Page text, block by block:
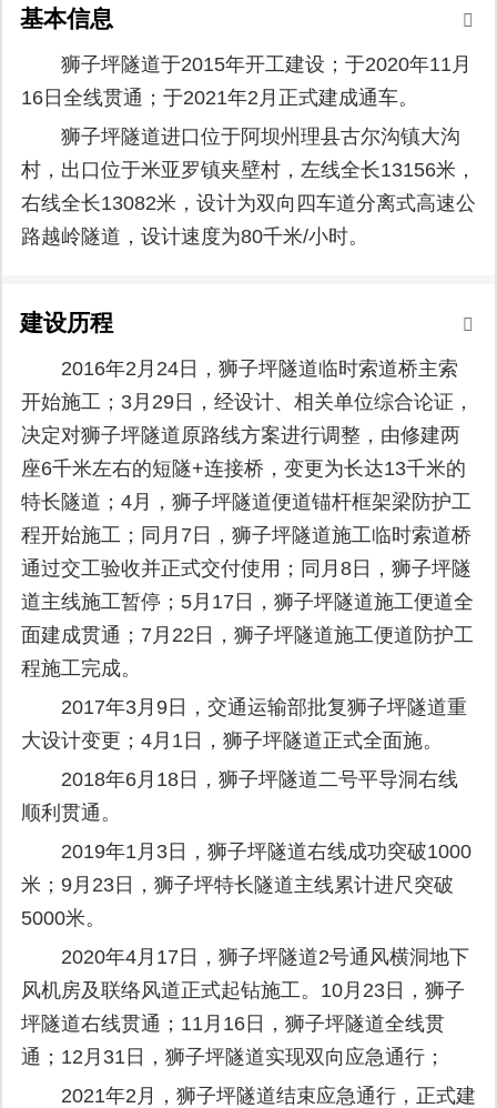
基本信息
狮子坪隧道于2015年开工建设；于2020年11月
16日全线贯通；于2021年2月正式建成通车。
狮子坪隧道进口位于阿坝州理县古尔沟镇大沟
村，出口位于米亚罗镇夹壁村，左线全长13156米，
右线全长13082米，设计为双向四车道分离式高速公
路越岭隧道，设计速度为80千米/小时。
建设历程
2016年2月24日，狮子坪隧道临时索道桥主索
开始施工；3月29日，经设计、相关单位综合论证，
决定对狮子坪隧道原路线方案进行调整，由修建两
座6千米左右的短隧+连接桥，变更为长达13千米的
特长隧道；4月，狮子坪隧道便道锚杆框架梁防护工
程开始施工；同月7日，狮子坪隧道施工临时索道桥
通过交工验收并正式交付使用；同月8日，狮子坪隧
道主线施工暂停；5月17日，狮子坪隧道施工便道全
面建成贯通；7月22日，狮子坪隧道施工便道防护工
程施工完成。
2017年3月9日，交通运输部批复狮子坪隧道重
大设计变更；4月1日，狮子坪隧道正式全面施。
2018年6月18日，狮子坪隧道二号平导洞右线
顺利贯通。
2019年1月3日，狮子坪隧道右线成功突破1000
米；9月23日，狮子坪特长隧道主线累计进尺突破
5000米。
2020年4月17日，狮子坪隧道2号通风横洞地下
风机房及联络风道正式起钻施工。10月23日，狮子
坪隧道右线贯通；11月16日，狮子坪隧道全线贯
通；12月31日，狮子坪隧道实现双向应急通行；
2021年2月，狮子坪隧道结束应急通行，正式建